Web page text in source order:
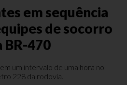
em sequência
de socorro
BR-470
um intervalo de uma hora no
228 da rodovia.